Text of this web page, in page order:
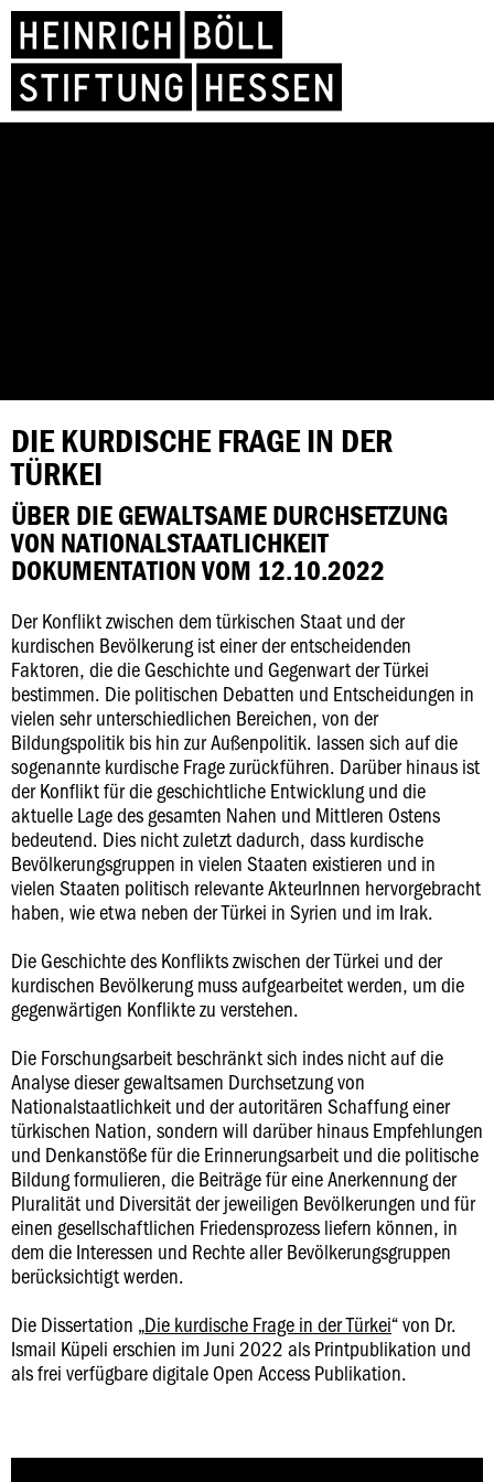
DIE KURDISCHE FRAGE IN DER
TÜRKEI
ÜBER DIE GEWALTSAME DURCHSETZUNG
VON NATIONALSTAATLICHKEIT
DOKUMENTATION VOM 12.10.2022
Der Konflikt zwischen dem türkischen Staat und der
kurdischen Bevölkerung ist einer der entscheidenden
Faktoren, die die Geschichte und Gegenwart der Türkei
bestimmen. Die politischen Debatten und Entscheidungen in
vielen sehr unterschiedlichen Bereichen, von der
Bildungspolitik bis hin zur Außenpolitik. lassen sich auf die
sogenannte kurdische Frage zurückführen. Darüber hinaus ist
der Konflikt für die geschichtliche Entwicklung und die
aktuelle Lage des gesamten Nahen und Mittleren Ostens
bedeutend. Dies nicht zuletzt dadurch, dass kurdische
Bevölkerungsgruppen in vielen Staaten existieren und in
vielen Staaten politisch relevante AkteurInnen hervorgebracht
haben, wie etwa neben der Türkei in Syrien und im Irak.
Die Geschichte des Konflikts zwischen der Türkei und der
kurdischen Bevölkerung muss aufgearbeitet werden, um die
gegenwärtigen Konflikte zu verstehen.
Die Forschungsarbeit beschränkt sich indes nicht auf die
Analyse dieser gewaltsamen Durchsetzung von
Nationalstaatlichkeit und der autoritären Schaffung einer
türkischen Nation, sondern will darüber hinaus Empfehlungen
und Denkanstöße für die Erinnerungsarbeit und die politische
Bildung formulieren, die Beiträge für eine Anerkennung der
Pluralität und Diversität der jeweiligen Bevölkerungen und für
einen gesellschaftlichen Friedensprozess liefern können, in
dem die Interessen und Rechte aller Bevölkerungsgruppen
berücksichtigt werden.
Die Dissertation „Die kurdische Frage in der Türkei“ von Dr.
Ismail Küpeli erschien im Juni 2022 als Printpublikation und
als frei verfügbare digitale Open Access Publikation.